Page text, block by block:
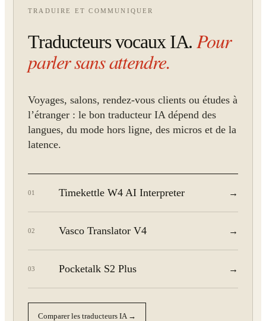
TRADUIRE ET COMMUNIQUER
Traducteurs vocaux IA. Pour
parler sans attendre.
Voyages, salons, rendez-vous clients ou études à
l’étranger : le bon traducteur IA dépend des
langues, du mode hors ligne, des micros et de la
latence.
01 Timekettle W4 AI Interpreter →
02 Vasco Translator V4 →
03 Pocketalk S2 Plus →
Comparer les traducteurs IA →